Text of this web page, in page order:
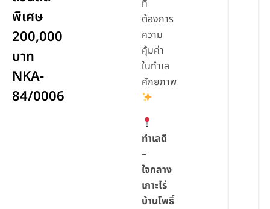
พิเศษ
200,000
บาท
NKA-
84/0006
ที่
ต้องการ
ความ
คุ้มค่า
ในทำเล
ศักยภาพ
ทำเลดี
–
ใจกลาง
เกาะไร่
บ้านโพธิ์